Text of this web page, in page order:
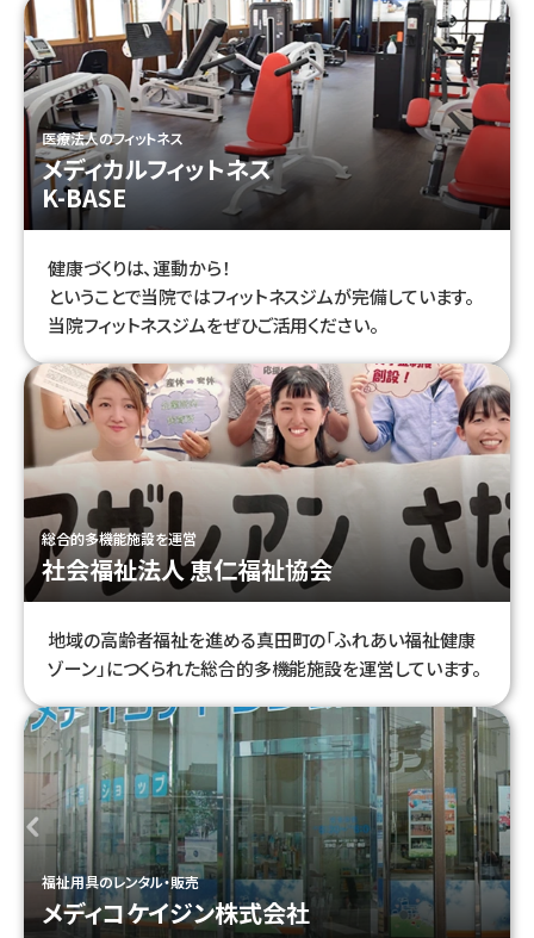
医療法人のフィットネス
メディカルフィットネス
K-BASE
健康づくりは、運動から！
ということで当院ではフィットネスジムが完備しています。
当院フィットネスジムをぜひご活用ください。
総合的多機能施設を運営
社会福祉法人 恵仁福祉協会
地域の高齢者福祉を進める真田町の「ふれあい福祉健康
ゾーン」につくられた総合的多機能施設を運営しています。
福祉用具のレンタル・販売
メディコケイジン株式会社